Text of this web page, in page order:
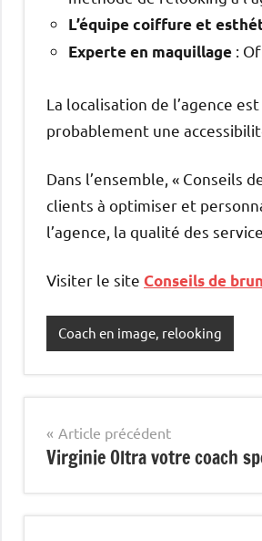
L’équipe coiffure et
Experte en maquillage :
La localisation de l’agence
probablement une
Dans l’ensemble, « Conseils
clients à optimiser et
l’agence, la qualité des
Visiter le site Conseils de
Coach en image, relooking
Navigation
de
l’article
Article précédent
Virginie Oltra votre coach